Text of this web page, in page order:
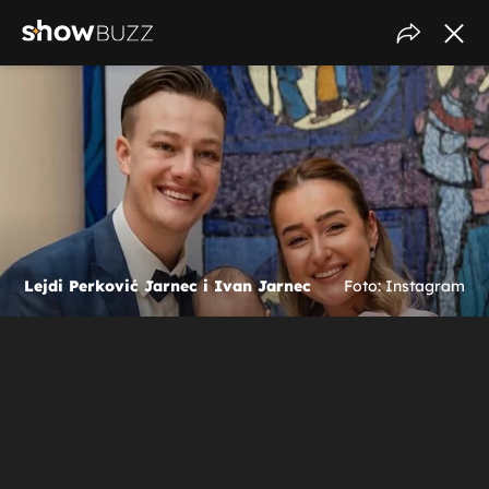
Lejdi Perković Jarnec i Ivan Jarnec Foto: Instagram